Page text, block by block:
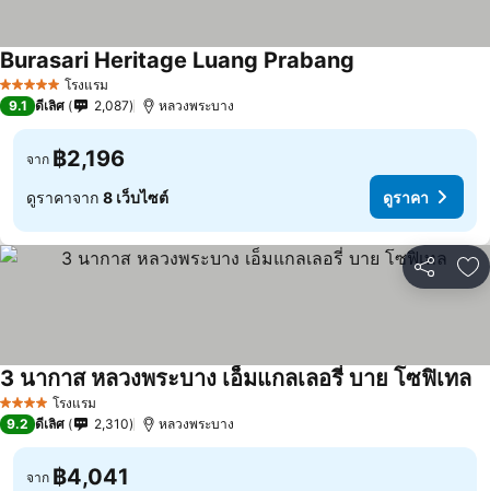
5 ดาว โรงแรม
Burasari Heritage Luang Prabang
9.1 ดีเลิศ 2,087 หลวงพระบาง
จาก ฿2,196
ดูราคาจาก 8 เว็บไซต์ ดูราคา
แชร์ เ
4 ดาว โรงแรม
3 นากาส หลวงพระบาง เอ็มแกลเลอรี่ บาย โซฟิเทล
9.2 ดีเลิศ 2,310 หลวงพระบาง
จาก ฿4,041